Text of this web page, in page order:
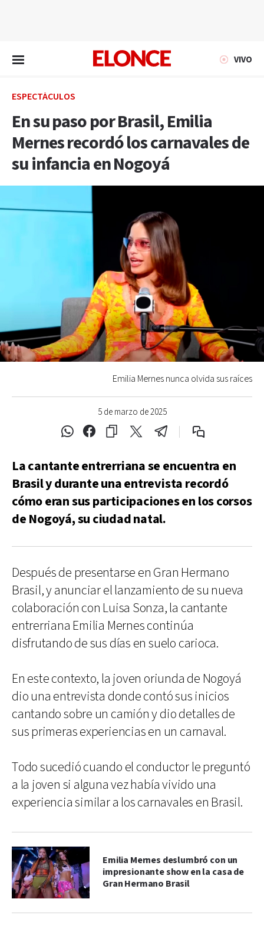
VIVO
ESPECTÁCULOS
En su paso por Brasil, Emilia
Mernes recordó los carnavales de
su infancia en Nogoyá
5 de marzo de 2025
Emilia Mernes nunca olvida sus raíces
La cantante entrerriana se encuentra en
Brasil y durante una entrevista recordó
cómo eran sus participaciones en los corsos
de Nogoyá, su ciudad natal.
Después de presentarse en Gran Hermano
Brasil, y anunciar el lanzamiento de su nueva
colaboración con Luisa Sonza, la cantante
entrerriana Emilia Mernes continúa
disfrutando de sus días en suelo carioca.
En este contexto, la joven oriunda de Nogoyá
dio una entrevista donde contó sus inicios
cantando sobre un camión y dio detalles de
sus primeras experiencias en un carnaval.
Todo sucedió cuando el conductor le preguntó
a la joven si alguna vez había vivido una
experiencia similar a los carnavales en Brasil.
Emilia Mernes deslumbró con un
impresionante show en la casa de
Gran Hermano Brasil